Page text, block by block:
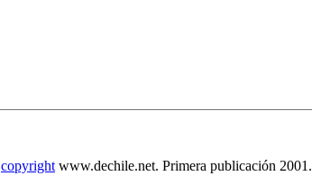
copyright www.dechile.net. Primera publicación 2001.